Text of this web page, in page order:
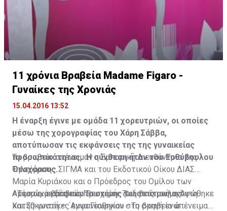
11 χρόνια Βραβεία Madame Figaro -
Γυναίκες της Χρονιάς
15.04.2016 13:52
Η έναρξη έγινε με ομάδα 11 χορευτριών, οι οποίες
μέσω της χορογραφίας του Χάρη Σάββα,
αποτύπωσαν τις εκφάνσεις της της γυναικείας
προσωπικότητας. Η σύνθεση ήταν του Ευθύβουλου
Θεοχάρους.
Αμέσως μετά η πόρτα σκηνής του θεάτρου ανυψώθηκε
και 50 γυναίκες εμφανίσθηκαν στη σκηνή ενώ
Το βραβείο απένειμαν η Εμπορική Διευθύντρια της
Τηλεόρασης ΣΙΓΜΑ και του Εκδοτικού Οίκου ΔΙΑΣ
Μαρία Κυριάκου και ο Πρόεδρος του Ομίλου των
Αττικών εκδόσεων Θεοχάρης Φιλιππόπουλος
- Τιμητικό βραβείο Πρωτείον ζωής εις μνήμη Άντη
Χατζηκωστή – ΄Αννα Γεωργίου - Το βραβείο απένειμαν